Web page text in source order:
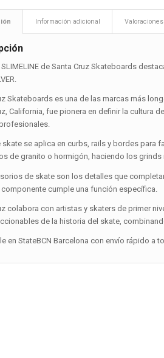
Información adicional
SLIMELINE de Santa Cruz Skateboards
Skateboards es una de las marcas más
California, fue pionera en definir la cultura
skate se aplica en curbs, rails y bordes para
de granito o hormigón, haciendo los
de skate son los detalles que
cumple una función específica.
colabora con artistas y skaters de primer
de la historia del skate,
en StateBCN Barcelona con envío rápido a